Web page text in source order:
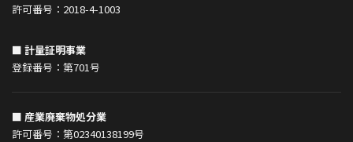
許可番号：2018-4-1003
■ 計量証明事業
登録番号：第701号
■ 産業廃棄物処分業
許可番号：第02340138199号